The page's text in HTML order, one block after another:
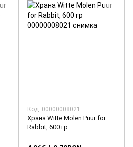
Код: 00000008021
Храна Witte Molen Puur for
Rabbit, 600 гр